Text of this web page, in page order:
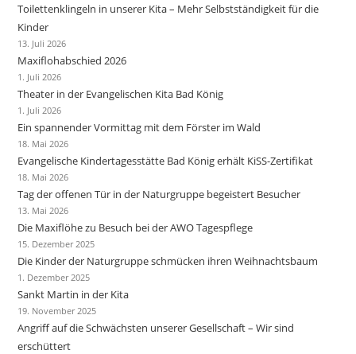
Toilettenklingeln in unserer Kita – Mehr Selbstständigkeit für die
Kinder
13. Juli 2026
Maxiflohabschied 2026
1. Juli 2026
Theater in der Evangelischen Kita Bad König
1. Juli 2026
Ein spannender Vormittag mit dem Förster im Wald
18. Mai 2026
Evangelische Kindertagesstätte Bad König erhält KiSS-Zertifikat
18. Mai 2026
Tag der offenen Tür in der Naturgruppe begeistert Besucher
13. Mai 2026
Die Maxiflöhe zu Besuch bei der AWO Tagespflege
15. Dezember 2025
Die Kinder der Naturgruppe schmücken ihren Weihnachtsbaum
1. Dezember 2025
Sankt Martin in der Kita
19. November 2025
Angriff auf die Schwächsten unserer Gesellschaft – Wir sind
erschüttert